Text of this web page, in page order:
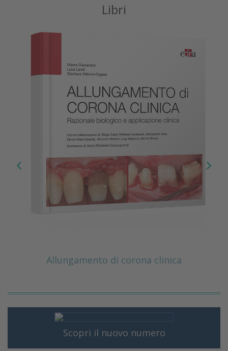
Libri
Allungamento di corona clinica
Scopri il nuovo numero